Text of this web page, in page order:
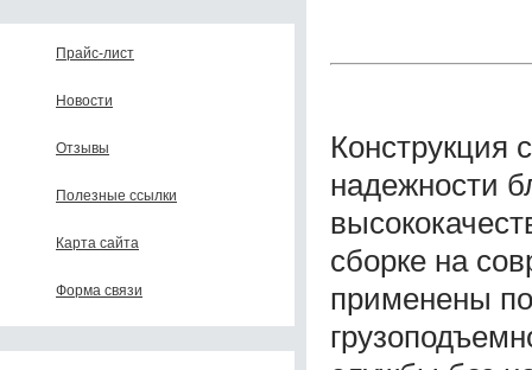
Прайс-лист
Новости
Отзывы
Полезные ссылки
Карта сайта
Форма связи
Конструкция
надежности
сборке на
применены